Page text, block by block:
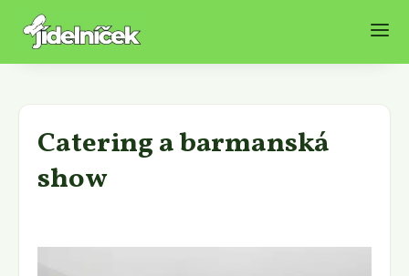
Catering a barmanská
show